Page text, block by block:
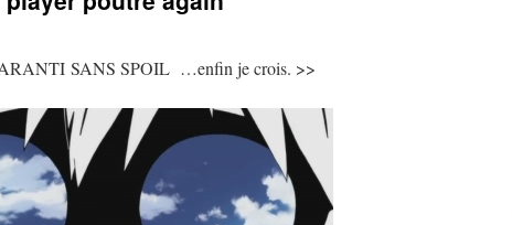
SANS SPOIL …enfin je crois. >>